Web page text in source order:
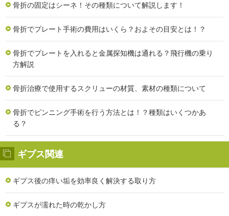
骨折の固定はシーネ！その種類について解説します！
骨折でプレート手術の費用はいくら？およその目安とは！？
骨折でプレートを入れると金属探知機は通れる？飛行機の乗り
方解説
骨折治療で使用するスクリューの材質、素材の種類について
骨折でピンニング手術を行う方法とは！？種類はいくつかあ
る？
ギブス関連
ギプス後の痒い垢を効率良く解決する取り方
ギプスが濡れた時の乾かし方